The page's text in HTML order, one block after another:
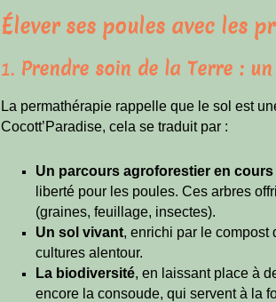
Élever ses poules avec les
1. Prendre soin de la Terre :
La permathérapie rappelle que le sol est
Cocott’Paradise, cela se traduit par :
Un parcours agroforestier en cours
liberté pour les poules. Ces arbres
(graines, feuillage, insectes).
Un sol vivant, enrichi par le
cultures alentour.
La biodiversité, en laissant place à
encore la consoude, qui servent à la